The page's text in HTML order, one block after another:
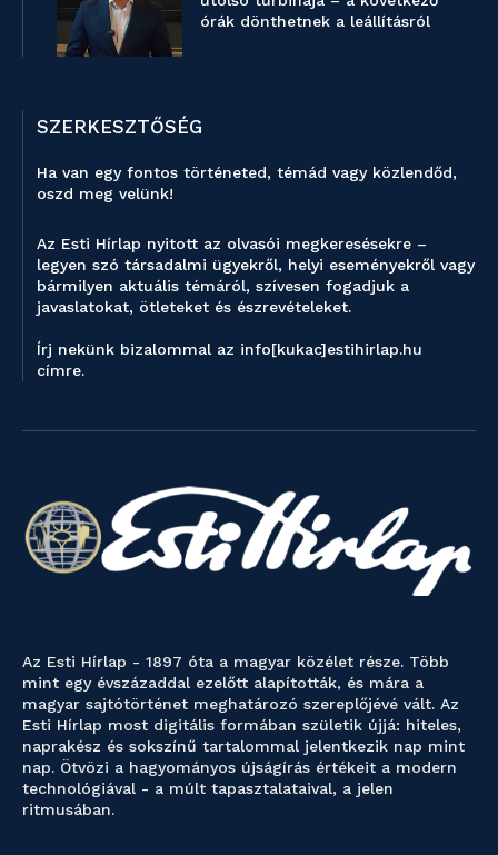
órák dönthetnek a leállításról
SZERKESZTŐSÉG
Ha van egy fontos történeted, témád vagy közlendőd,
oszd meg velünk!
Az Esti Hírlap nyitott az olvasói megkeresésekre –
legyen szó társadalmi ügyekről, helyi eseményekről vagy
bármilyen aktuális témáról, szívesen fogadjuk a
javaslatokat, ötleteket és észrevételeket.
Írj nekünk bizalommal az info[kukac]estihirlap.hu
címre.
Az Esti Hírlap - 1897 óta a magyar közélet része. Több
mint egy évszázaddal ezelőtt alapították, és mára a
magyar sajtótörténet meghatározó szereplőjévé vált. Az
Esti Hírlap most digitális formában születik újjá: hiteles,
naprakész és sokszínű tartalommal jelentkezik nap mint
nap. Ötvözi a hagyományos újságírás értékeit a modern
technológiával - a múlt tapasztalataival, a jelen
ritmusában.